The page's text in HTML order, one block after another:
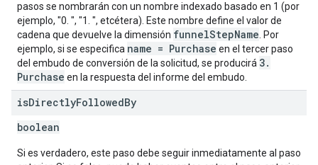
pasos se nombrarán con un nombre indexado basado en 1 (por
ejemplo, "0. ", "1. ", etcétera). Este nombre define el valor de
cadena que devuelve la dimensión funnelStepName . Por
ejemplo, si se especifica name = Purchase en el tercer paso
del embudo de conversión de la solicitud, se producirá 3.
Purchase en la respuesta del informe del embudo.
isDirectlyFollowedBy
boolean
Si es verdadero, este paso debe seguir inmediatamente al paso